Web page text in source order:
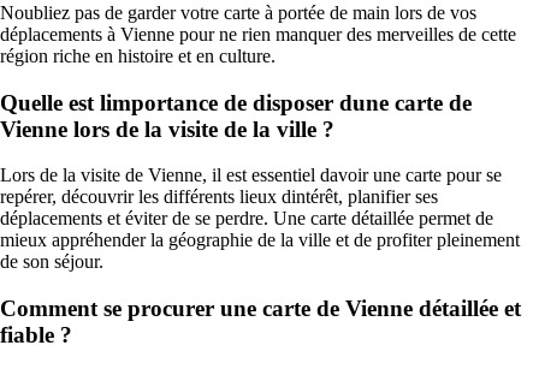
Noubliez pas de garder votre carte à portée de main lors de vos
déplacements à Vienne pour ne rien manquer des merveilles de cette
région riche en histoire et en culture.
Quelle est limportance de disposer dune carte de
Vienne lors de la visite de la ville ?
Lors de la visite de Vienne, il est essentiel davoir une carte pour se
repérer, découvrir les différents lieux dintérêt, planifier ses
déplacements et éviter de se perdre. Une carte détaillée permet de
mieux appréhender la géographie de la ville et de profiter pleinement
de son séjour.
Comment se procurer une carte de Vienne détaillée et
fiable ?